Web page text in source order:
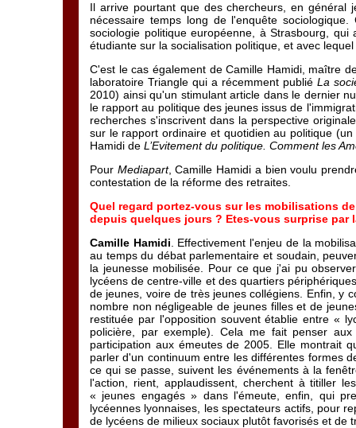
Il arrive pourtant que des chercheurs, en général
nécessaire temps long de l'enquête
sociologie politique européenne, à Strasbourg,
étudiante sur la socialisation politique, et avec
C'est le cas également de Camille Hamidi, maître
laboratoire Triangle qui a récemment publiéLa
2010) ainsi qu'un stimulant article dans le dernier
le rapport au politique des jeunes issus de
recherches s'inscrivent dans la perspective
sur le rapport ordinaire et quotidien au politique
Hamidi de L’Evitement du politique. Comment les
Pour Mediapart, Camille Hamidi a bien voulu
contestation de la réforme des retraites.
Quel regard portez-vous sur les mobilisations
depuis quelques jours ? Etes-vous surprise par
Camille Hamidi . Effectivement l'enjeu de la
au temps du débat parlementaire et soudain,
la jeunesse mobilisée. Pour ce que j'ai pu
lycéens de centre-ville et des quartiers
de jeunes, voire de très jeunes collégiens. Enfin, y
nombre non négligeable de jeunes filles et de
restituée par l'opposition souvent établie entre «
policière, par exemple). Cela me fait penser
participation aux émeutes de 2005. Elle montrait
parler d'un continuum entre les différentes formes
ce qui se passe, suivent les événements à la
l'action, rient, applaudissent, cherchent à titiller
« jeunes engagés » dans l'émeute, enfin, qui
lycéennes lyonnaises, les spectateurs actifs, pour
de lycéens de milieux sociaux plutôt favorisés et de